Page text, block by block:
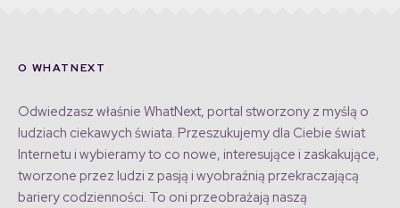
O WHATNEXT
Odwiedzasz właśnie WhatNext, portal stworzony z myślą o
ludziach ciekawych świata. Przeszukujemy dla Ciebie świat
Internetu i wybieramy to co nowe, interesujące i zaskakujące,
tworzone przez ludzi z pasją i wyobraźnią przekraczającą
bariery codzienności. To oni przeobrażają naszą